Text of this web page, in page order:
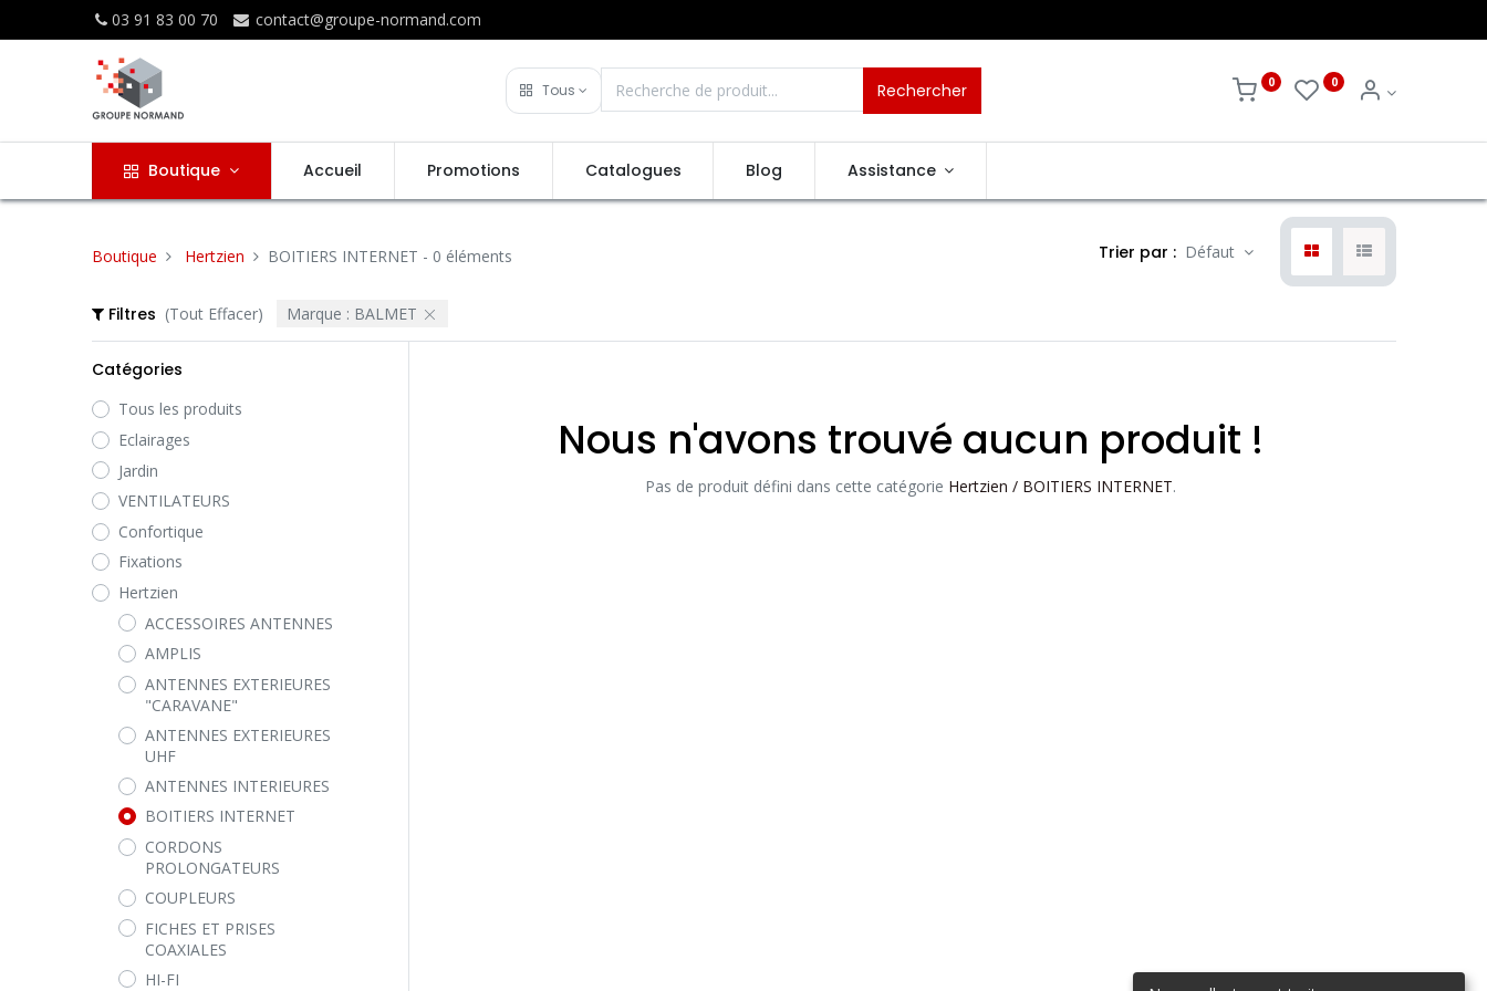
03 91 83 00 70 contact@groupe-normand.com
Tous Rechercher 0 0
Boutique Accueil Promotions Catalogues Blog Assistance
Boutique Hertzien BOITIERS INTERNET - 0 éléments Trier par : Défaut
Filtres (Tout Effacer) Marque : BALMET
Catégories
Tous les produits
Eclairages
Jardin
VENTILATEURS
Confortique
Fixations
Hertzien
ACCESSOIRES ANTENNES
AMPLIS
ANTENNES EXTERIEURES
"CARAVANE"
ANTENNES EXTERIEURES
UHF
ANTENNES INTERIEURES
BOITIERS INTERNET
CORDONS
PROLONGATEURS
COUPLEURS
FICHES ET PRISES
COAXIALES
HI-FI
Nous n'avons trouvé aucun produit !
Pas de produit défini dans cette catégorie Hertzien / BOITIERS INTERNET.